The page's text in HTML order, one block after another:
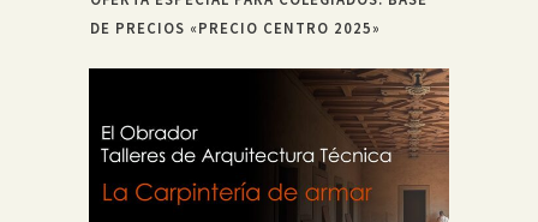
DE PRECIOS «PRECIO CENTRO 2025»